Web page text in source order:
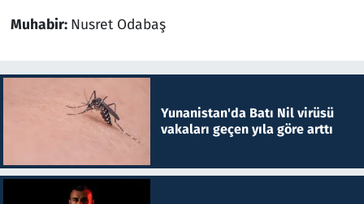
Muhabir: Nusret Odabaş
Yunanistan'da Batı Nil virüsü
vakaları geçen yıla göre arttı